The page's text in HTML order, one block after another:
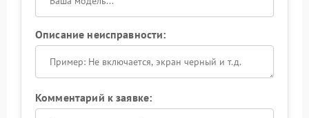
Описание неисправности:
Комментарий к заявке: